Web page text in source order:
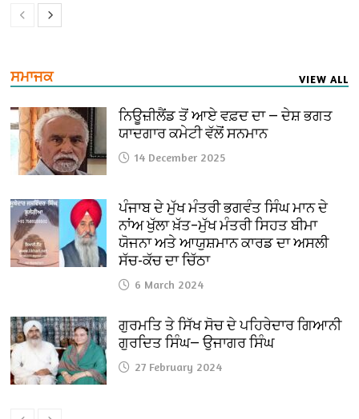
ਸਮਾਜਕ VIEW ALL
ਨਿਊਜ਼ੀਲੈਂਡ ਤੋਂ ਆਏ ਵਫ਼ਦ ਦਾ — ਦੇਸ਼ ਭਗਤ
ਯਾਦਗਾਰ ਕਮੇਟੀ ਵੱਲੋਂ ਸਨਮਾਨ
14 December 2025
ਪੰਜਾਬ ਦੇ ਮੁੱਖ ਮੰਤਰੀ ਭਗਵੰਤ ਸਿੰਘ ਮਾਨ ਦੇ
ਨਾਂਅ ਖੁੱਲਾ ਖ਼ੱਤ–ਮੁੱਖ ਮੰਤਰੀ ਸਿਹਤ ਬੀਮਾ
ਯੋਜਨਾ ਅਤੇ ਆਯੁਸ਼ਮਾਨ ਕਾਰਡ ਦਾ ਅਸਲੀ
ਸੱਚ-ਕੱਚ ਦਾ ਚਿੱਠਾ
6 March 2024
ਗੁਰਮਤਿ ਤੇ ਸਿੱਖ ਸੋਚ ਦੇ ਪਹਿਰੇਦਾਰ ਗਿਆਨੀ
ਗੁਰਦਿਤ ਸਿੰਘ— ਉਜਾਗਰ ਸਿੰਘ
27 February 2024